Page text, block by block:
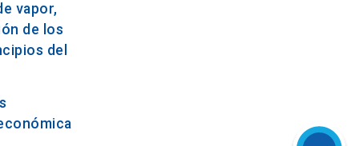
vapor,
de los
del